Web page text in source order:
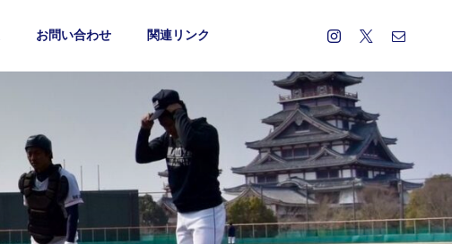
お問い合わせ 関連リンク